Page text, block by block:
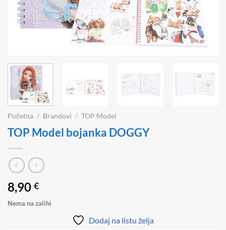
Početna / Brandovi / TOP Model
TOP Model bojanka DOGGY
8,90 €
Nema na zalihi
Dodaj na listu želja